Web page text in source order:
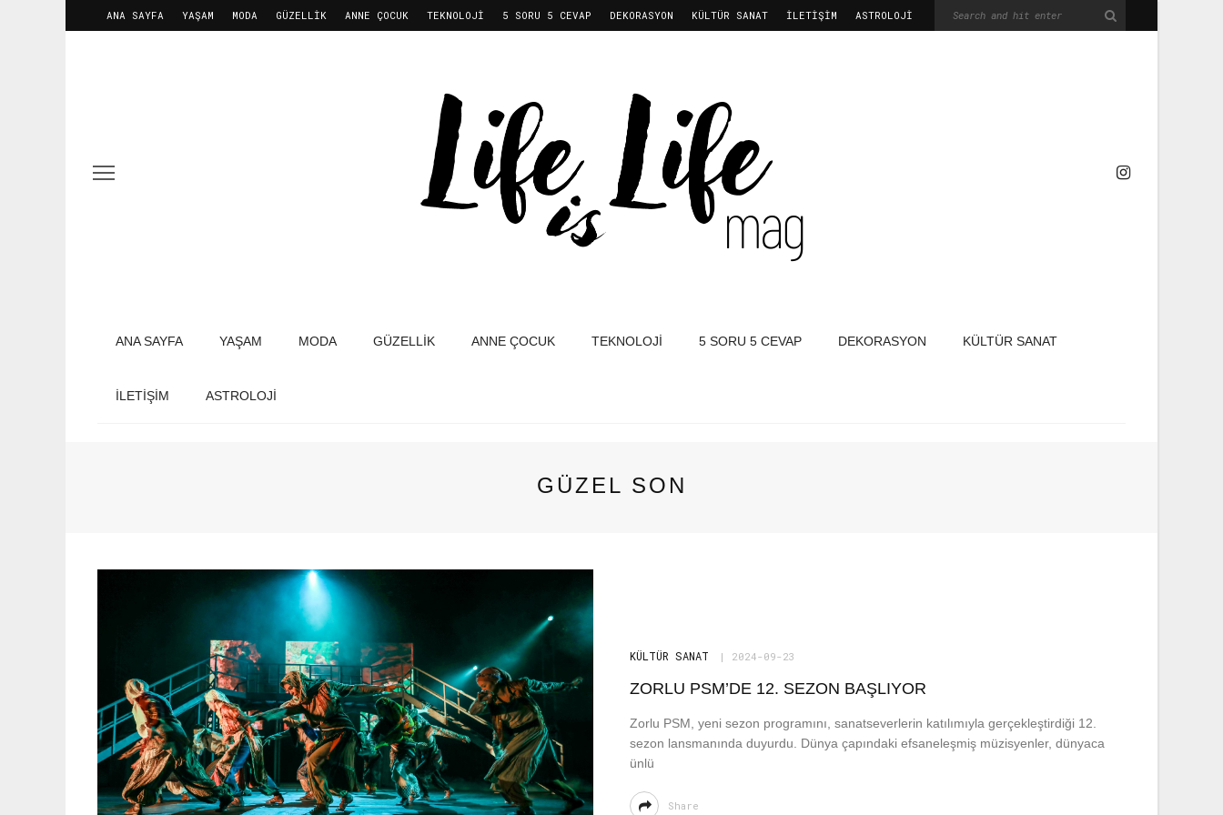
ANA SAYFA YAŞAM MODA GÜZELLIK ANNE ÇOCUK TEKNOLOJI 5 SORU 5 CEVAP DEKORASYON KÜLTÜR SANAT İLETIŞIM ASTROLOJİ
ANA SAYFA YAŞAM MODA GÜZELLIK ANNE ÇOCUK TEKNOLOJI 5 SORU 5 CEVAP DEKORASYON KÜLTÜR SANAT
İLETIŞIM ASTROLOJİ
GÜZEL SON
KÜLTÜR SANAT 2024-09-23
ZORLU PSM’DE 12. SEZON BAŞLIYOR
Zorlu PSM, yeni sezon programını, sanatseverlerin katılımıyla gerçekleştirdiği 12.
sezon lansmanında duyurdu. Dünya çapındaki efsaneleşmiş müzisyenler, dünyaca
ünlü
Share